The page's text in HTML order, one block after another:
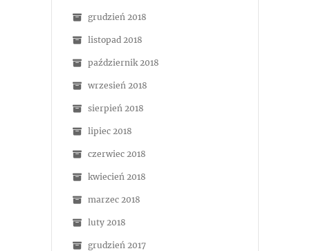
grudzień 2018
listopad 2018
październik 2018
wrzesień 2018
sierpień 2018
lipiec 2018
czerwiec 2018
kwiecień 2018
marzec 2018
luty 2018
grudzień 2017